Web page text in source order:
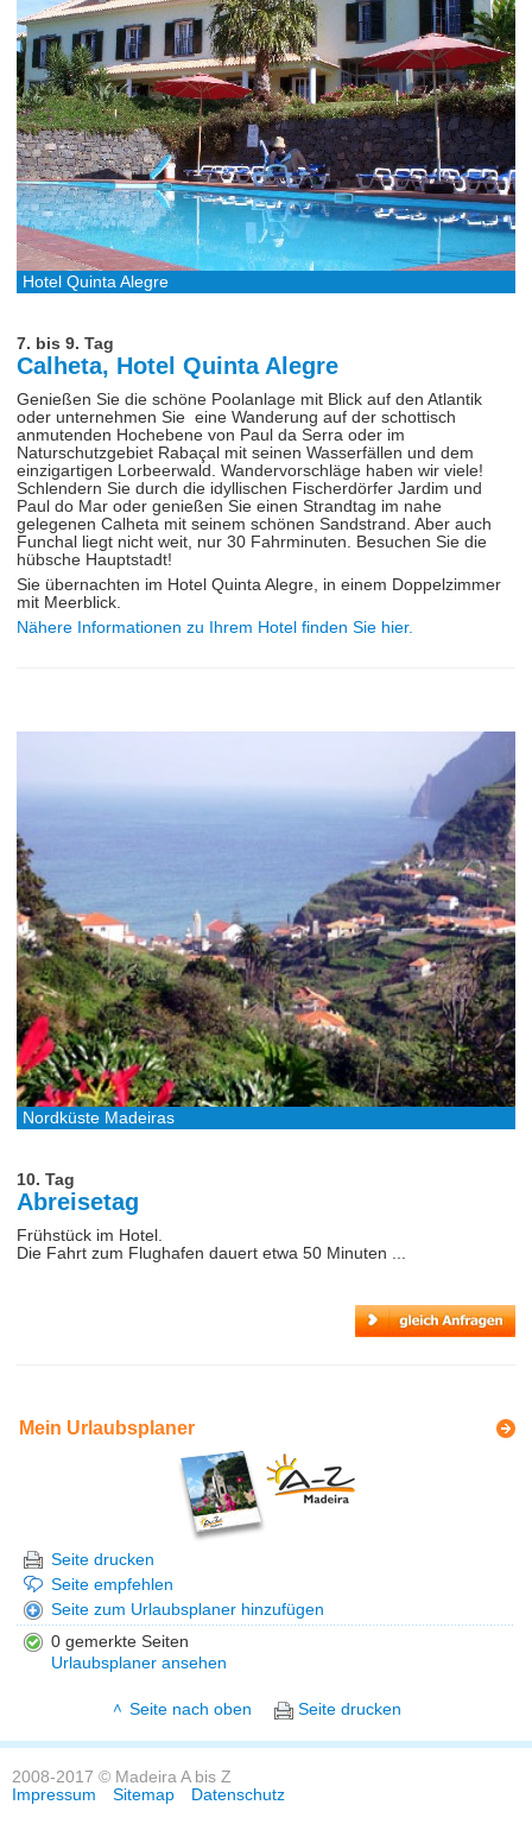
Hotel Quinta Alegre
7. bis 9. Tag
Calheta, Hotel Quinta Alegre
Genießen Sie die schöne Poolanlage mit Blick auf den Atlantik
oder unternehmen Sie eine Wanderung auf der schottisch
anmutenden Hochebene von Paul da Serra oder im
Naturschutzgebiet Rabaçal mit seinen Wasserfällen und dem
einzigartigen Lorbeerwald. Wandervorschläge haben wir viele!
Schlendern Sie durch die idyllischen Fischerdörfer Jardim und
Paul do Mar oder genießen Sie einen Strandtag im nahe
gelegenen Calheta mit seinem schönen Sandstrand. Aber auch
Funchal liegt nicht weit, nur 30 Fahrminuten. Besuchen Sie die
hübsche Hauptstadt!
Sie übernachten im Hotel Quinta Alegre, in einem Doppelzimmer
mit Meerblick.
Nähere Informationen zu Ihrem Hotel finden Sie hier.
Nordküste Madeiras
10. Tag
Abreisetag
Frühstück im Hotel.
Die Fahrt zum Flughafen dauert etwa 50 Minuten ...
Mein Urlaubsplaner
Seite drucken
Seite empfehlen
Seite zum Urlaubsplaner hinzufügen
0 gemerkte Seiten
Urlaubsplaner ansehen
Seite nach oben Seite drucken
2008-2017 © Madeira A bis Z
Impressum
Sitemap Datenschutz